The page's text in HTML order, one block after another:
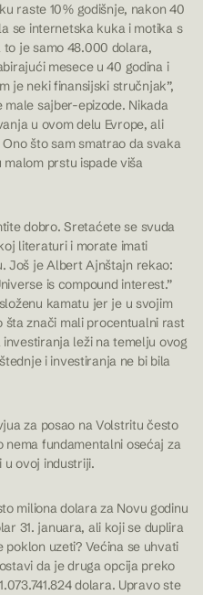
raste 10% godišnje, nakon 40
se internetska kuka i motika s
je samo 48.000 dolara,
mesece u 40 godina i
je neki finansijski stručnjak”,
sajber-epizode. Nikada
u ovom delu Evrope, ali
što sam smatrao da svaka
prstu ispade viša
dobro. Sretaćete se svuda
literaturi i morate imati
Još je Albert Ajnštajn rekao:
is compound interest.”
kamatu jer je u svojim
šta znači mali procentualni rast
leži na temelju ovog
i investiranja ne bi bila
za posao na Volstritu često
nema fundamentalni osećaj za
u ovoj industriji.
miliona dolara za Novu godinu
31. januara, ali koji se duplira
uzeti? Većina se uhvati
da je druga opcija preko
dolara. Upravo ste